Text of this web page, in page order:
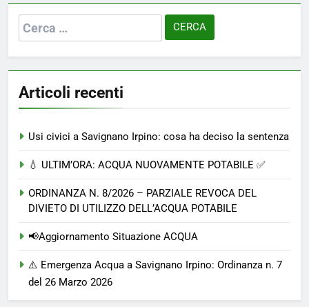
Ricerca
per:
Articoli recenti
Usi civici a Savignano Irpino: cosa ha deciso la sentenza
💧 ULTIM’ORA: ACQUA NUOVAMENTE POTABILE ✅
ORDINANZA N. 8/2026 – PARZIALE REVOCA DEL
DIVIETO DI UTILIZZO DELL’ACQUA POTABILE
📢Aggiornamento Situazione ACQUA
⚠️ Emergenza Acqua a Savignano Irpino: Ordinanza n. 7
del 26 Marzo 2026